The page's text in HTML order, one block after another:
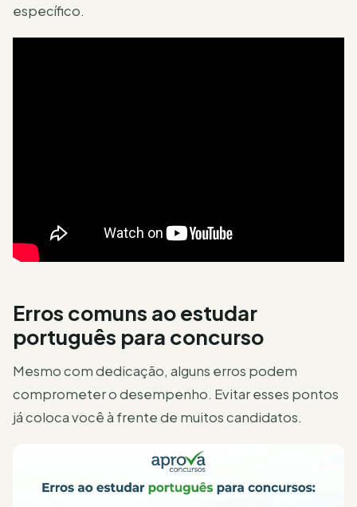
específico.
Erros comuns ao estudar
português para concurso
Mesmo com dedicação, alguns erros podem
comprometer o desempenho. Evitar esses pontos
já coloca você à frente de muitos candidatos.